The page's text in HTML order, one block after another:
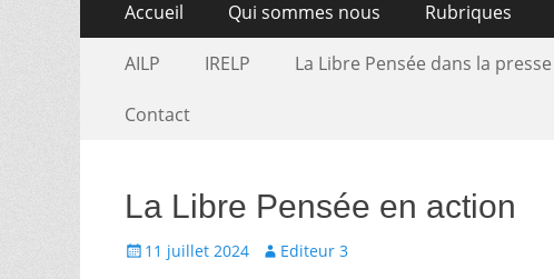
primaire
contenu
Accueil Qui sommes nous Rubriques
Menu
contenu
AILP IRELP La Libre Pensée dans la presse
Contact
La Libre Pensée en action
Écrit11 juillet 2024 Auteur
Editeur 3